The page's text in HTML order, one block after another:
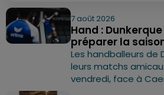
7 août 2026
Hand :
préparer la
Les handballeurs de
leurs matchs
vendredi, face à